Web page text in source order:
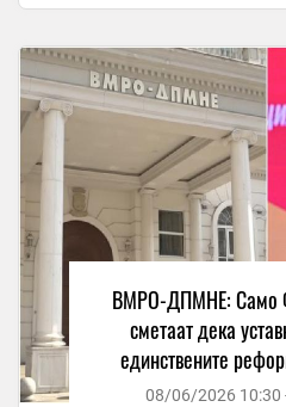
ВМРО-ДПМНЕ: Само
сметаат дека
единствените
08/06/2026 10:30